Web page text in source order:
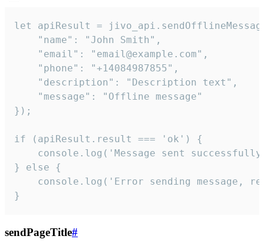
let apiResult =
    "name": "John Smith",
    "email": "email@example.com",
    "phone": "+14084987855",
    "description": "Description text",
    "message": "Offline message"
});
if (apiResult.result === 'ok') {
console.log('Message sent
} else {
console.log('Error sending message,
}
sendPageTitle#